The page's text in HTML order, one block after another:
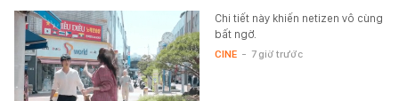
Chi tiết này khiến netizen vô cùng
bất ngờ.
CINE - 7 giờ trước